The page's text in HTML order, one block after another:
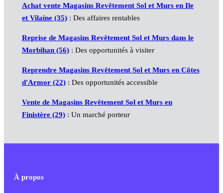
Achat vente Magasins Revêtement Sol et Murs en Ile
et Vilaine (35): Des affaires rentables
Reprise de Magasins Revêtement Sol et Murs dans le
Morbihan (56): Des opportunités à visiter
Reprendre Magasins Revêtement Sol et Murs en Côtes
d'Armor (22): Des opportunités accessible
Vente de Magasins Revêtement Sol et Murs en
Finistère (29): Un marché porteur
À propos